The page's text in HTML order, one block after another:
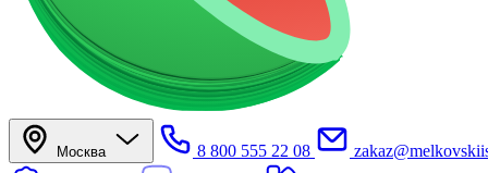
Москва 8 800 555 22 08